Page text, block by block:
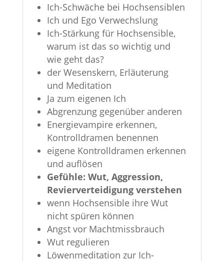
Ich-Schwäche bei Hochsensiblen
Ich und Ego Verwechslung
Ich-Stärkung für Hochsensible,
warum ist das so wichtig und
wie geht das?
der Wesenskern, Erläuterung
und Meditation
Ja zum eigenen Ich
Abgrenzung gegenüber anderen
Energievampire erkennen,
Kontrolldramen benennen
eigene Kontrolldramen erkennen
und auflösen
Gefühle: Wut, Aggression,
Revierverteidigung verstehen
wenn Hochsensible ihre Wut
nicht spüren können
Angst vor Machtmissbrauch
Wut regulieren
Löwenmeditation zur Ich-